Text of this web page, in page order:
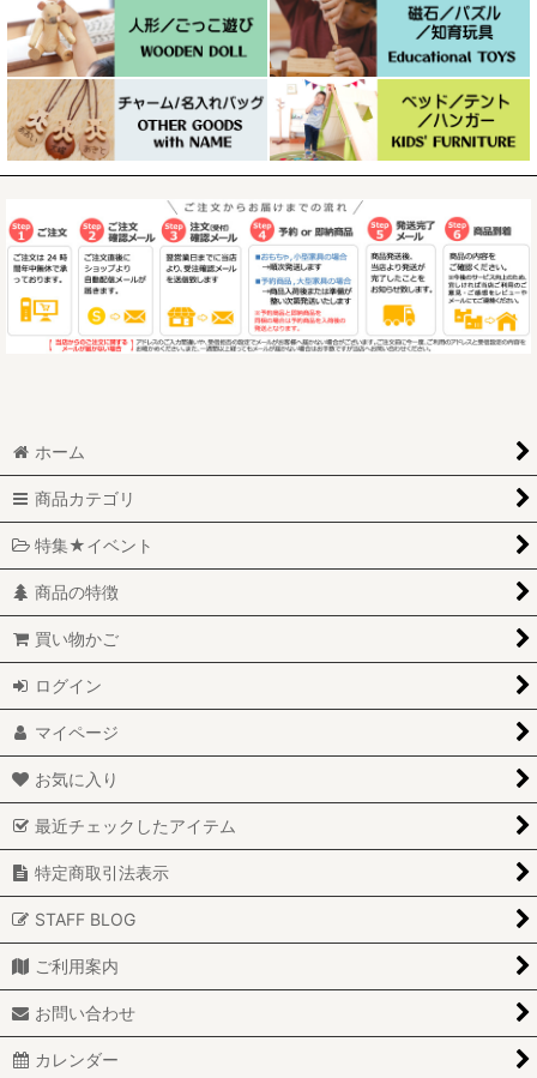
ホーム
商品カテゴリ
特集★イベント
商品の特徴
買い物かご
ログイン
マイページ
お気に入り
最近チェックしたアイテム
特定商取引法表示
STAFF BLOG
ご利用案内
お問い合わせ
カレンダー